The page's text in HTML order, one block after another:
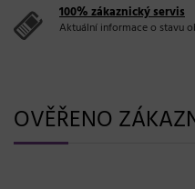
100% zákaznický servis
Aktuální informace o stavu
OVĚŘENO